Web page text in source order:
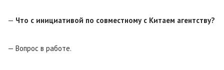
— Что с инициативой по совместному с Китаем агентству?
— Вопрос в работе.